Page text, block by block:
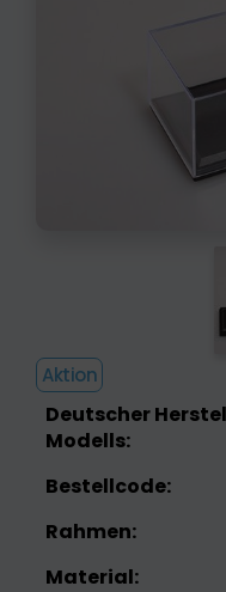
Aktion
Deutscher
Modells:
Bestellcode:
Rahmen:
Material: